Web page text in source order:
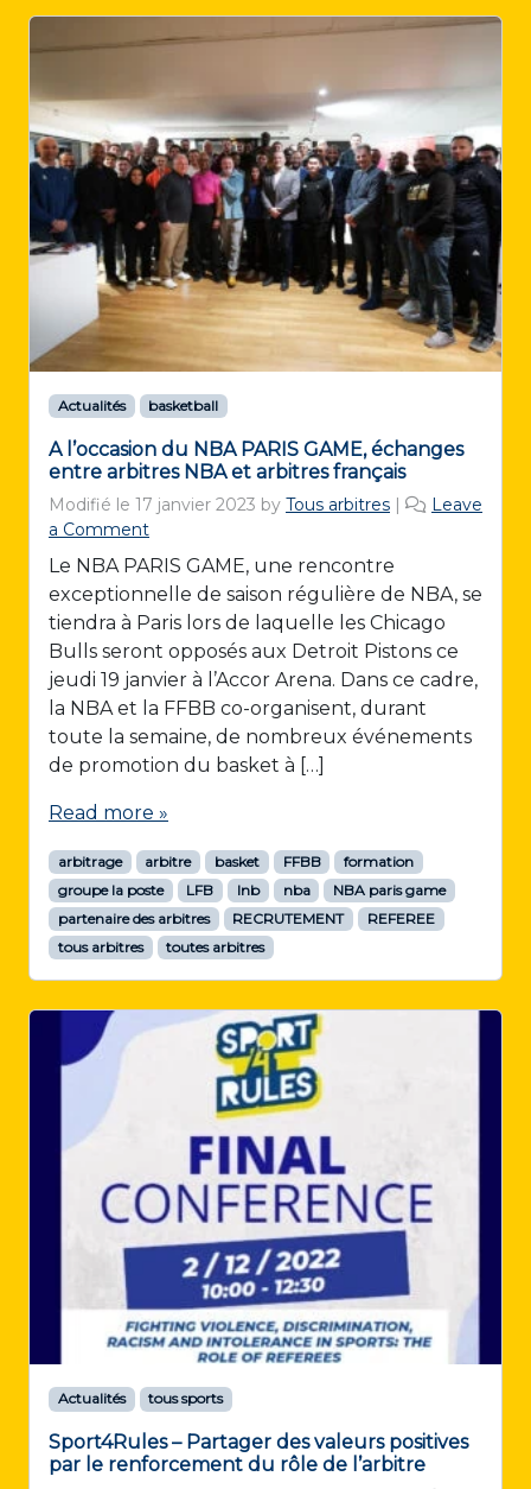
Actualités basketball
A l’occasion du NBA PARIS GAME, échanges
entre arbitres NBA et arbitres français
Modifié le 17 janvier 2023 by Tous arbitres |
Leave
a Comment
Le NBA PARIS GAME, une rencontre
exceptionnelle de saison régulière de NBA, se
tiendra à Paris lors de laquelle les Chicago
Bulls seront opposés aux Detroit Pistons ce
jeudi 19 janvier à l’Accor Arena. Dans ce cadre,
la NBA et la FFBB co-organisent, durant
toute la semaine, de nombreux événements
de promotion du basket à […]
Read more »
arbitrage arbitre basket FFBB
formation
groupe la poste
LFB lnb nba
NBA paris game
partenaire des arbitres
RECRUTEMENT
REFEREE
tous arbitres
toutes arbitres
Actualités tous sports
Sport4Rules – Partager des valeurs positives
par le renforcement du rôle de l’arbitre